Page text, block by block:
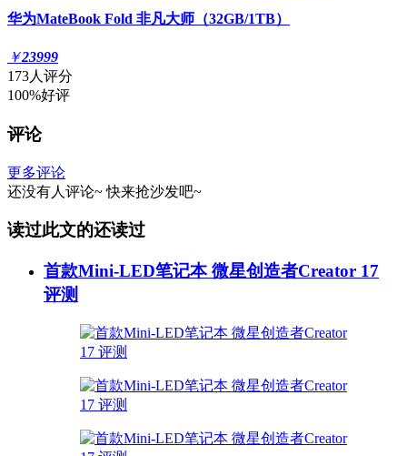
华为MateBook Fold 非凡大师（32GB/1TB）
￥23999
173人评分
100%好评
评论
更多评论
还没有人评论~ 快来抢沙发吧~
读过此文的还读过
首款Mini-LED笔记本 微星创造者Creator 17
评测